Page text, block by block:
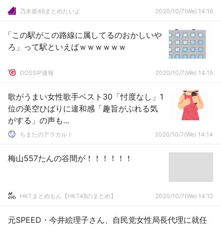
乃木坂46まとめたいよ 2020/10/7(We) 14:16
「この駅がこの路線に属してるのおかしいや
ろ」って駅といえばｗｗｗｗｗｗ
GOSSIP速報 2020/10/7(We) 14:15
歌がうまい女性歌手ベスト30「忖度なし」1
位の美空ひばりに違和感「趣旨がぶれる気
がする」の声も...
ちまたのアラカルト 2020/10/7(We) 14:14
梅山557たんの谷間が！！！！！！
HKTまとめもん【HKT48のまとめ】 2020/10/7(We) 14:12
元SPEED・今井絵理子さん、自民党女性局長代理に就任